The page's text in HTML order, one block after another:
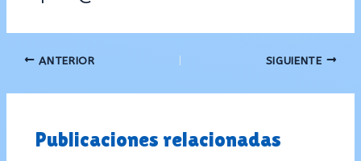
ANTERIOR SIGUIENTE
Publicaciones relacionadas